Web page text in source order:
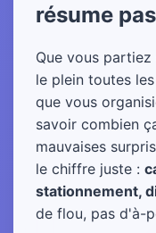
résume
Que vous
le plein toutes
que vous
savoir combien
mauvaises
le chiffre juste :
stationnement,
de flou, pas d'à-